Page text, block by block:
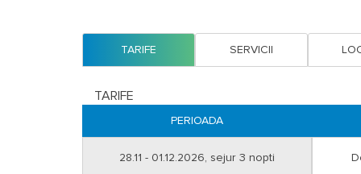
TARIFE SERVICII
TARIFE
PERIOADA
28.11 - 01.12.2026, sejur 3 nopti